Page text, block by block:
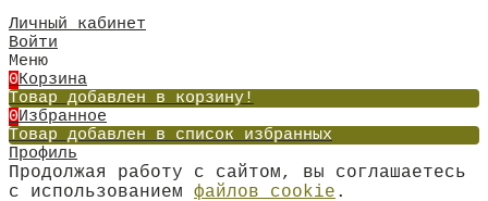
Личный кабинет
Войти
Меню
0Корзина
Товар добавлен в корзину!
0Избранное
Товар добавлен в список избранных
Профиль
Продолжая работу с сайтом, вы соглашаетесь
с использованием файлов cookie .